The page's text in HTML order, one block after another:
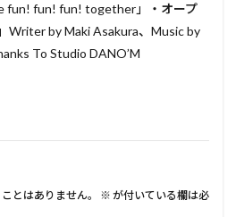
fun! fun! fun! together」・オープ
Writer by Maki Asakura、Music by
To Studio DANO’M
とはありません。 ※ が付いている欄は必